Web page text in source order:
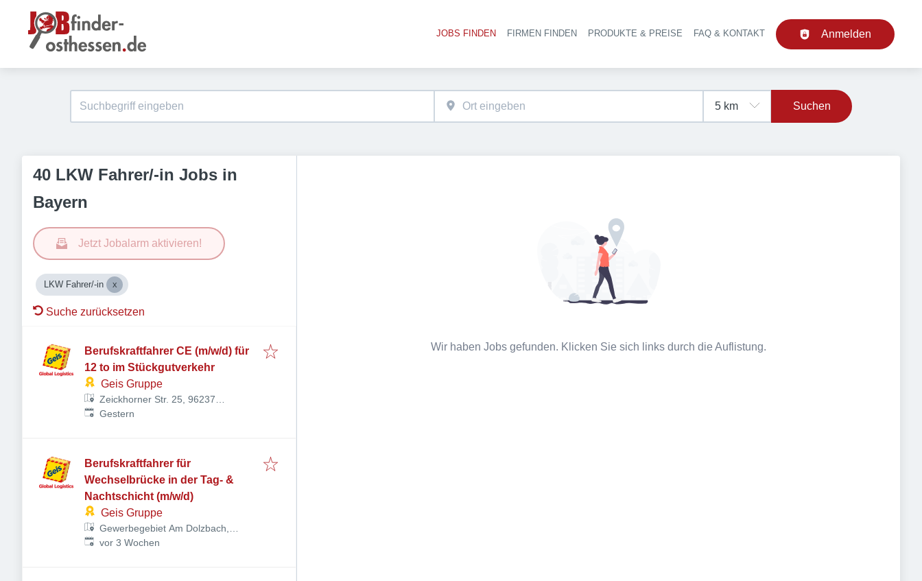
Haupt-Navigation
JOBS FINDEN FIRMEN FINDEN PRODUKTE & PREISE FAQ & KONTAKT Anmelden
Suchen
40 LKW Fahrer/-in Jobs in
Bayern
Jetzt Jobalarm aktivieren!
LKW Fahrer/-in
Suche zurücksetzen
Berufskraftfahrer CE (m/w/d) für
12 to im Stückgutverkehr
Geis Gruppe
Zeickhorner Str. 25, 96237
Ebersdorf bei Coburg, Deutschland
Veröffentlicht
Gestern
Berufskraftfahrer für
Wechselbrücke in der Tag- &
Nachtschicht (m/w/d)
Geis Gruppe
Gewerbegebiet Am Dolzbach,
Rudolf-Diesel-Ring 24, 97616 Bad
Veröffentlicht:
vor 3 Wochen
Wir haben Jobs gefunden. Klicken Sie sich links durch die Auflistung.